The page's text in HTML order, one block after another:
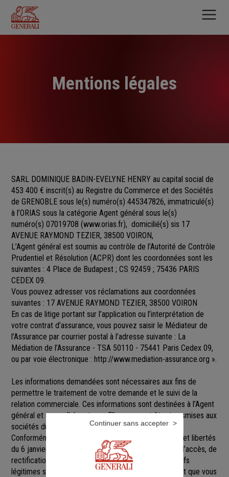
contenu
principal
Mentions légales
SARL DOMINIQUE BADIN-EVELYNE HENRY au capital social de
453 400 € inscrit(s) au Registre du Commerce et des Sociétés
de GRENOBLE sous le(s) numéro(s) 445347826, immatriculé(s)
à l’ORIAS sous la catégorie Agent général sous le(s)
numéro(s) 07019708 (www.orias.fr), domicilié(s) sis 17
AVENUE RAYMOND TEZIER, 38500 VOIRON,
L’Agent général est soumis au contrôle de l’Autorité de Contrôle
Prudentiel et Résolution (ACPR) dont les coordonnées sont les
suivantes : 4 Place de Budapest ; CS 92459 ; 75436 PARIS
CEDEX 09.
Vous pouvez adresser vos réclamations aux coordonnées
suivantes : 17 AVENUE RAYMOND TEZIER, 38500 VOIRON
En cas de litige portant sur l’application ou l’interprétation de
votre contrat d’assurance, vous pouvez saisir le Médiateur de
l’Assurance par courrier postal à l’adresse suivante : La
Médiation de l’Assurance - TSA 50110 - 75441 Paris Cedex 09,
ou par voie électronique : http://www.mediation-assurance.org ».
Les informations demandées sont nécessaires aux fins de
permettre le traitement de votre demande et le suivi de la
relation commerciale. Ces informations sont destinées à l’Agent
général et ses collaborateurs. Elles pourront être transmises aux
sociétés du groupe GENERALI.
Conformément aux dispositions de la loi Informatique et libertés
du 6 janvier 1978 modifiée, vous disposez d’un droit d’accès, de
rectification, de suppression et d’opposition pour motifs
légitimes sur l’ensemble des données vous concernant que vous
Continuer sans accepter